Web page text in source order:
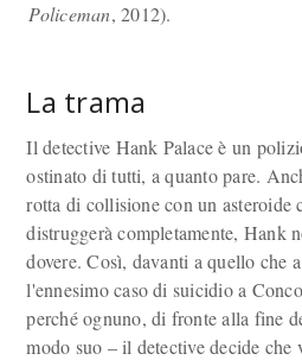
Policeman, 2012).
La trama
Il detective Hank Palace è un
ostinato di tutti, a quanto pare.
rotta di collisione con un asteroide
distruggerà completamente, Hank
dovere. Così, davanti a quello che
l'ennesimo caso di suicidio a
perché ognuno, di fronte alla fine
modo suo – il detective decide che